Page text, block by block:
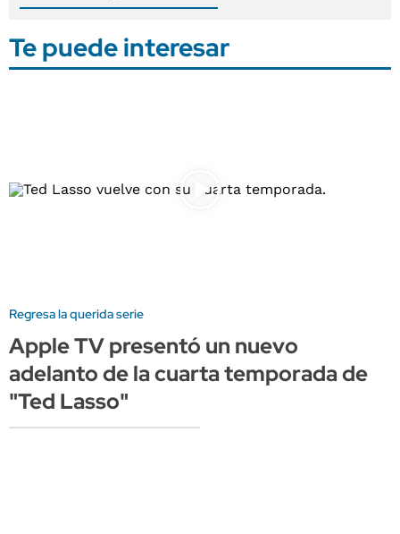
Te puede interesar
Regresa la querida serie
Apple TV presentó un nuevo
adelanto de la cuarta temporada de
"Ted Lasso"